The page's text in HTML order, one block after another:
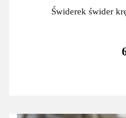
Świderek świder